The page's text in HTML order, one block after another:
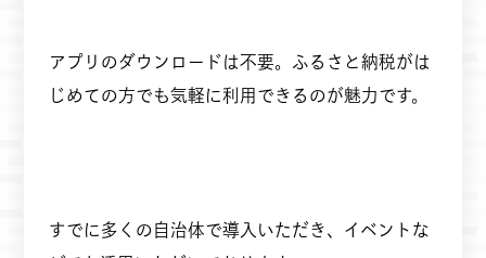
アプリのダウンロードは不要。ふるさと納税がは
じめての方でも気軽に利用できるのが魅力です。
すでに多くの自治体で導入いただき、イベントな